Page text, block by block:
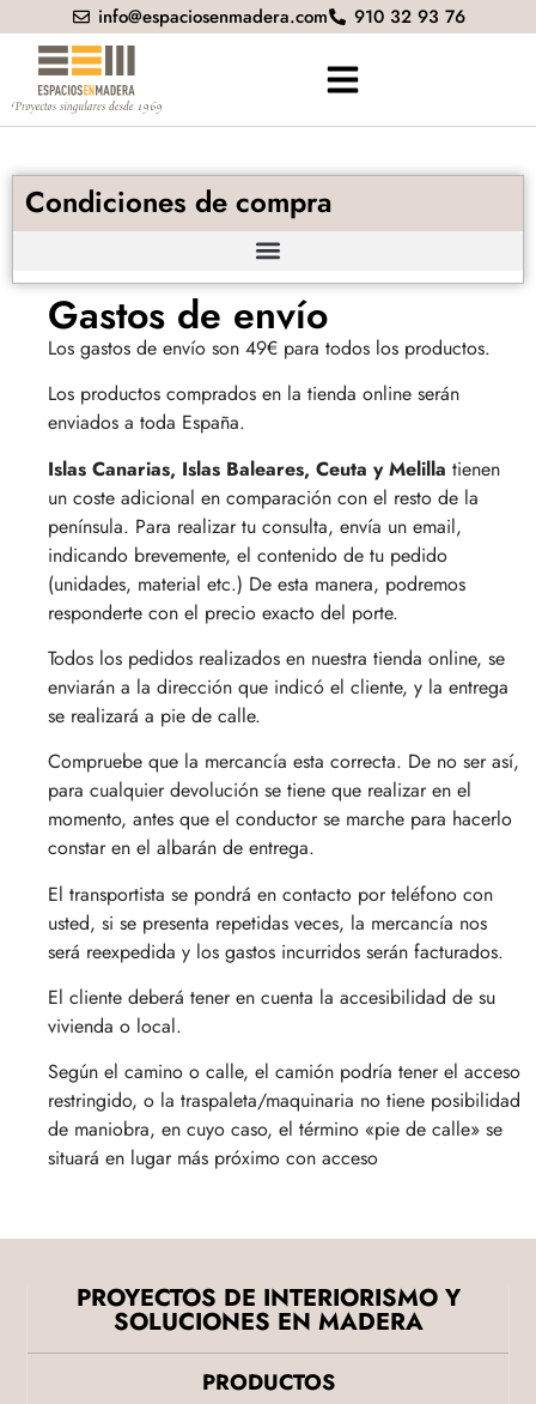
info@espaciosenmadera.com 910 32 93 76
Condiciones de compra
Gastos de envío
Los gastos de envío son 49€ para todos los productos.
Los productos comprados en la tienda online serán
enviados a toda España.
Islas Canarias, Islas Baleares, Ceuta y Melilla tienen
un coste adicional en comparación con el resto de la
península. Para realizar tu consulta, envía un email,
indicando brevemente, el contenido de tu pedido
(unidades, material etc.) De esta manera, podremos
responderte con el precio exacto del porte.
Todos los pedidos realizados en nuestra tienda online, se
enviarán a la dirección que indicó el cliente, y la entrega
se realizará a pie de calle.
Compruebe que la mercancía esta correcta. De no ser así,
para cualquier devolución se tiene que realizar en el
momento, antes que el conductor se marche para hacerlo
constar en el albarán de entrega.
El transportista se pondrá en contacto por teléfono con
usted, si se presenta repetidas veces, la mercancía nos
será reexpedida y los gastos incurridos serán facturados.
El cliente deberá tener en cuenta la accesibilidad de su
vivienda o local.
Según el camino o calle, el camión podría tener el acceso
restringido, o la traspaleta/maquinaria no tiene posibilidad
de maniobra, en cuyo caso, el término «pie de calle» se
situará en lugar más próximo con acceso
PROYECTOS DE INTERIORISMO Y
SOLUCIONES EN MADERA
PRODUCTOS